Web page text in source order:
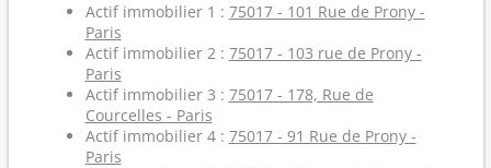
Actif immobilier 1 : 75017 - 101 Rue de Prony -
Paris
Actif immobilier 2 : 75017 - 103 rue de Prony -
Paris
Actif immobilier 3 : 75017 - 178, Rue de
Courcelles - Paris
Actif immobilier 4 : 75017 - 91 Rue de Prony -
Paris